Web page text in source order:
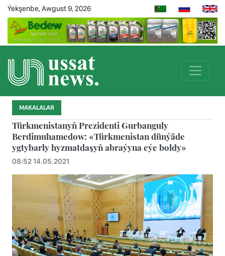
Ýekşenbe, Awgust 9, 2026
MAKALALAR
Türkmenistanyň Prezidenti Gurbanguly
Berdimuhamedow: «Türkmenistan dünýäde
ygtybarly hyzmatdaşyň abraýyna eýe boldy»
08:52 14.05.2021